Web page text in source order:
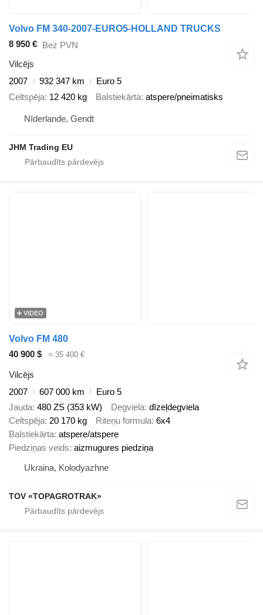
Volvo FM 340-2007-EURO5-HOLLAND TRUCKS
8 950 € Bez PVN
Vilcējs
2007
932 347 km
Euro 5
Celtspēja 12 420 kg Balstiekārta atspere/pneimatisks
Nīderlande, Gendt
JHM Trading EU
VIDEO
Volvo FM 480
40 900 $
≈ 35 400 €
Vilcējs
2007
607 000 km
Euro 5
Jauda 480 ZS (353 kW) Degviela dīzeļdegviela
Celtspēja 20 170 kg Riteņu formula 6x4
Balstiekārta atspere/atspere
Piedziņas veids aizmugures piedziņa
Ukraina, Kolodyazhne
TOV «TOPAGROTRAK»